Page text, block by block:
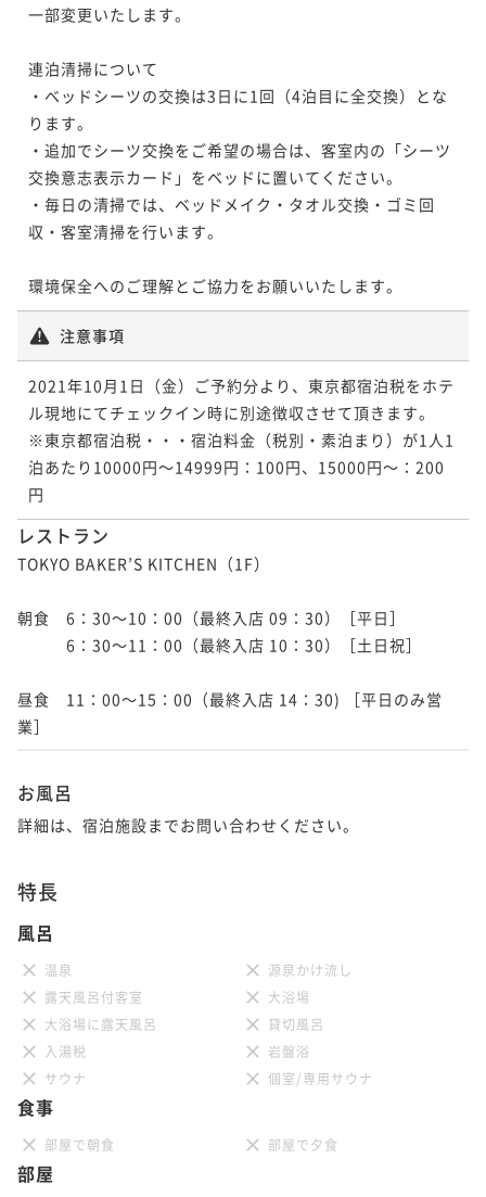
一部変更いたします。
連泊清掃について
・ベッドシーツの交換は3日に1回（4泊目に全交換）とな
ります。
・追加でシーツ交換をご希望の場合は、客室内の「シーツ
交換意志表示カード」をベッドに置いてください。
・毎日の清掃では、ベッドメイク・タオル交換・ゴミ回
収・客室清掃を行います。
注意事項
2021年10月1日（金）ご予約分より、東京都宿泊税をホテ
ル現地にてチェックイン時に別途徴収させて頂きます。
※東京都宿泊税・・・宿泊料金（税別・素泊まり）が1人1
泊あたり10000円～14999円：100円、15000円～：200
円
レストラン
TOKYO BAKER’S KITCHEN（1F）
朝食　6：30～10：00（最終入店 09：30）［平日］
6：30～11：00（最終入店 10：30）［土日祝］
昼食　11：00～15：00（最終入店 14：30) ［平日のみ営
お風呂
詳細は、宿泊施設までお問い合わせください。
特長
風呂
温泉
源泉かけ流し
露天風呂付客室
大浴場
大浴場に露天風呂
貸切風呂
入湯税
岩盤浴
サウナ
個室/専用サウナ
食事
部屋で朝食 部屋で夕食
部屋